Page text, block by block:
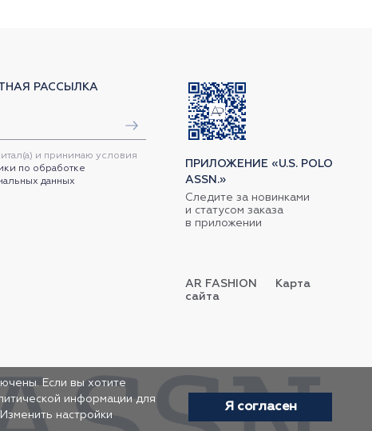
РАССЫЛКА
и принимаю условия
по обработке
данных
ПРИЛОЖЕНИЕ «U.S. POLO
ASSN.»
Следите за новинками
и статусом заказа
в приложении
AR FASHION
Карта
сайта
Если вы хотите
информации для
настройки
Я согласен